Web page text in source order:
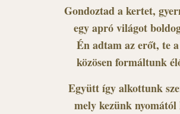
Gondoztad a kertet,
egy apró világot
Én adtam az erőt, te a
közösen formáltunk
Együtt így alkottunk
mely kezünk